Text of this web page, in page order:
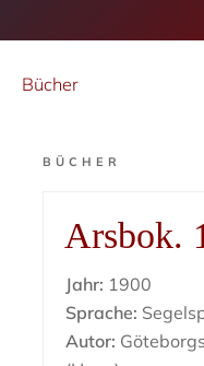
Bücher
BÜCHER
Arsbok.
Jahr: 1900
Sprache:
Autor: